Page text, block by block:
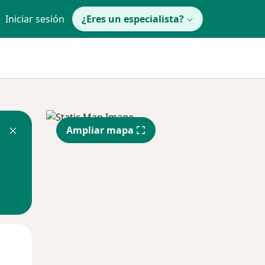
Iniciar sesión ¿Eres un especialista?
Ampliar mapa